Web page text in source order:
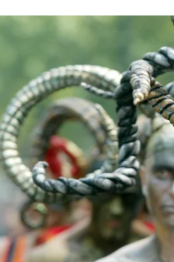
wahrheit
verlag
verlag
veranstaltungen
shop
fragen & hilfe